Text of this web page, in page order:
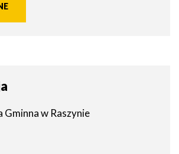
Gminna w Raszynie